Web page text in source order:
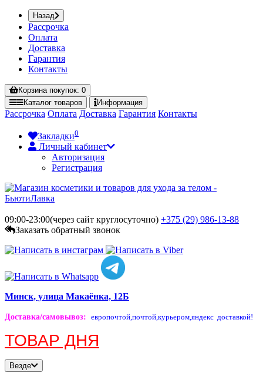
Назад
Рассрочка
Оплата
Доставка
Гарантия
Контакты
Корзинапокупок: 0
Каталог товаров Информация
Рассрочка Оплата Доставка Гарантия Контакты
Закладки0
Личный кабинет
Авторизация
Регистрация
09:00-23:00(через сайт круглосуточно) +375 (29) 986-13-88
Заказать обратный звонок
Минск, улица Макаёнка, 12Б
Доставка/самовывоз: европочтой, почтой, курьером, яндекс доставкой!
ТОВАР ДНЯ
Везде